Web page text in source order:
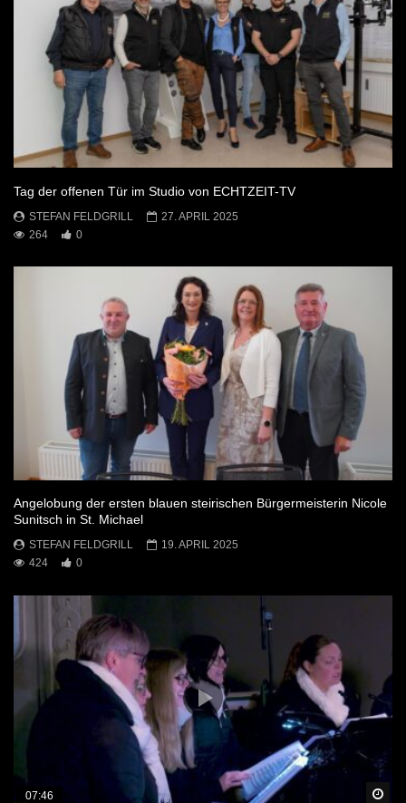
Tag der offenen Tür im Studio von ECHTZEIT-TV
STEFAN FELDGRILL
27. APRIL 2025
264
0
Angelobung der ersten blauen steirischen Bürgermeisterin Nicole
Sunitsch in St. Michael
STEFAN FELDGRILL
19. APRIL 2025
424
0
07:46